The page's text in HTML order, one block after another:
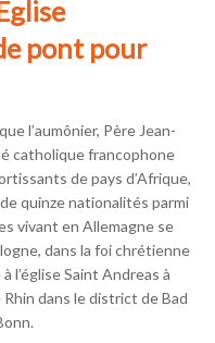
pont pour
l’aumônier, Père Jean-
catholique francophone
de pays d’Afrique,
de quinze nationalités parmi
vivant en Allemagne se
dans la foi chrétienne
l’église Saint Andreas à
dans le district de Bad